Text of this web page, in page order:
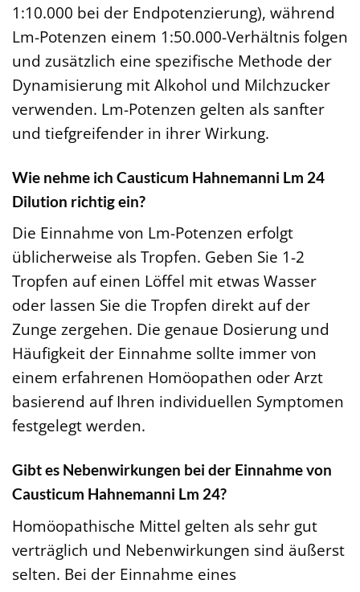
1:10.000 bei der Endpotenzierung), während
Lm-Potenzen einem 1:50.000-Verhältnis folgen
und zusätzlich eine spezifische Methode der
Dynamisierung mit Alkohol und Milchzucker
verwenden. Lm-Potenzen gelten als sanfter
und tiefgreifender in ihrer Wirkung.
Wie nehme ich Causticum Hahnemanni Lm 24
Dilution richtig ein?
Die Einnahme von Lm-Potenzen erfolgt
üblicherweise als Tropfen. Geben Sie 1-2
Tropfen auf einen Löffel mit etwas Wasser
oder lassen Sie die Tropfen direkt auf der
Zunge zergehen. Die genaue Dosierung und
Häufigkeit der Einnahme sollte immer von
einem erfahrenen Homöopathen oder Arzt
basierend auf Ihren individuellen Symptomen
festgelegt werden.
Gibt es Nebenwirkungen bei der Einnahme von
Causticum Hahnemanni Lm 24?
Homöopathische Mittel gelten als sehr gut
verträglich und Nebenwirkungen sind äußerst
selten. Bei der Einnahme eines